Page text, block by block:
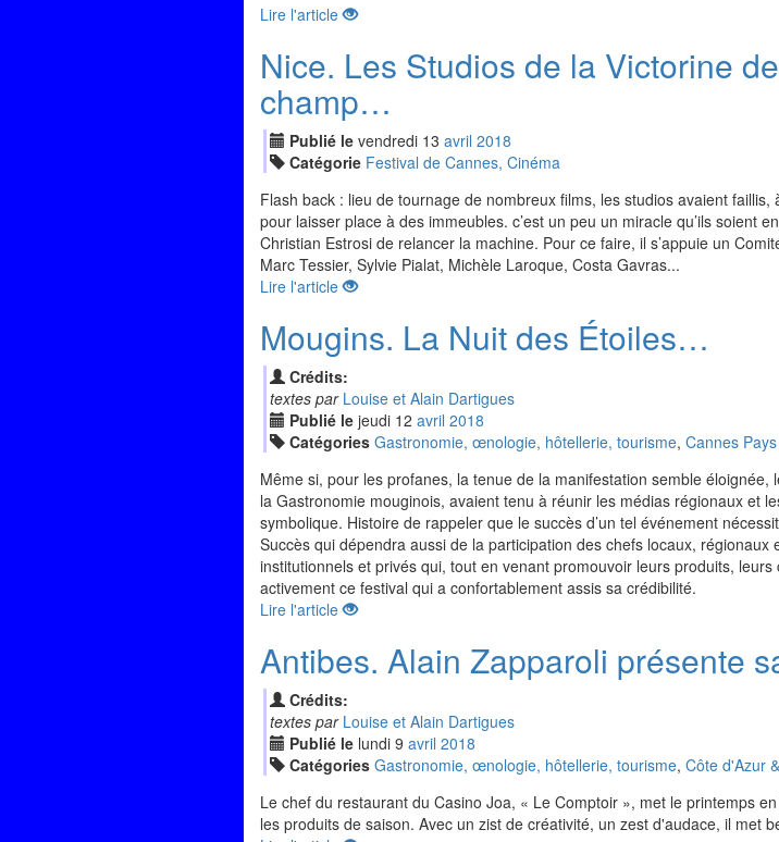
Lire l'article
Nice. Les Studios de la Victorine
champ…
Publié le vendredi 13 avril 2018
Catégorie Festival de Cannes, Cinéma
Flash back : lieu de tournage de nombreux films, les studios avaient
pour laisser place à des immeubles. c’est un peu un miracle qu’ils soient
Christian Estrosi de relancer la machine. Pour ce faire, il s’appuie un
Marc Tessier, Sylvie Pialat, Michèle Laroque, Costa Gavras...
Lire l'article
Mougins. La Nuit des Étoiles…
Crédits:
textes par Louise et Alain Dartigues
Publié le jeudi 12 avril 2018
Catégories Gastronomie, œnologie, hôtellerie, tourisme, Cannes
Même si, pour les profanes, la tenue de la manifestation semble
la Gastronomie mouginois, avaient tenu à réunir les médias régionaux et
symbolique. Histoire de rappeler que le succès d’un tel événement
Succès qui dépendra aussi de la participation des chefs locaux,
institutionnels et privés qui, tout en venant promouvoir leurs produits,
activement ce festival qui a confortablement assis sa crédibilité.
Lire l'article
Antibes. Alain Zapparoli présente
Crédits:
textes par Louise et Alain Dartigues
Publié le lundi 9 avril 2018
Catégories Gastronomie, œnologie, hôtellerie, tourisme, Côte d'Azur
Le chef du restaurant du Casino Joa, « Le Comptoir », met le printemps
les produits de saison. Avec un zist de créativité, un zest d'audace, il met